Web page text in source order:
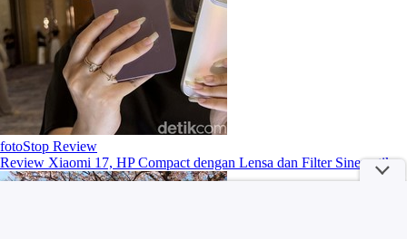
fotoStop Review
Review Xiaomi 17, HP Compact dengan Lensa dan Filter Sinematik